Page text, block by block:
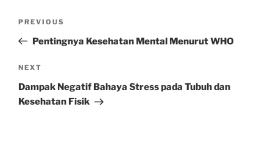
Previous
Post
PREVIOUS
Pentingnya Kesehatan Mental Menurut WHO
Next
Post
NEXT
Dampak Negatif Bahaya Stress pada Tubuh dan
Kesehatan Fisik